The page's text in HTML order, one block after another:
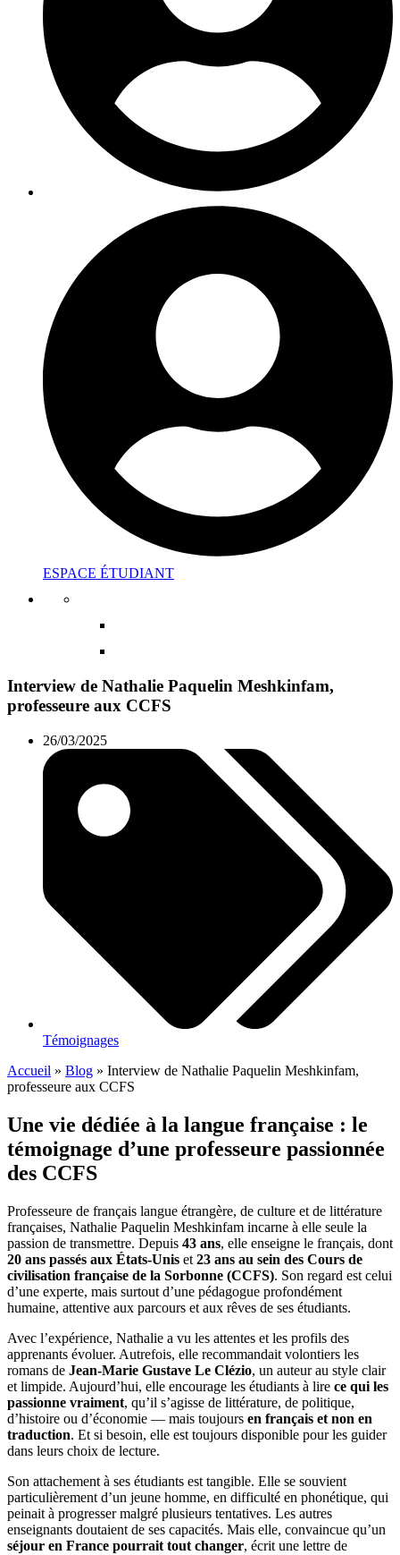
ESPACE ÉTUDIANT
Interview de Nathalie Paquelin Meshkinfam,
professeure aux CCFS
26/03/2025
Témoignages
Accueil » Blog » Interview de Nathalie Paquelin Meshkinfam,
professeure aux CCFS
Une vie dédiée à la langue française : le
témoignage d’une professeure passionnée
des CCFS
Professeure de français langue étrangère, de culture et de littérature
françaises, Nathalie Paquelin Meshkinfam incarne à elle seule la
passion de transmettre. Depuis 43 ans, elle enseigne le français, dont
20 ans passés aux États-Unis et 23 ans au sein des Cours de
civilisation française de la Sorbonne (CCFS). Son regard est celui
d’une experte, mais surtout d’une pédagogue profondément
humaine, attentive aux parcours et aux rêves de ses étudiants.
Avec l’expérience, Nathalie a vu les attentes et les profils des
apprenants évoluer. Autrefois, elle recommandait volontiers les
romans de Jean-Marie Gustave Le Clézio, un auteur au style clair
et limpide. Aujourd’hui, elle encourage les étudiants à lire ce qui les
passionne vraiment, qu’il s’agisse de littérature, de politique,
d’histoire ou d’économie — mais toujours en français et non en
traduction. Et si besoin, elle est toujours disponible pour les guider
dans leurs choix de lecture.
Son attachement à ses étudiants est tangible. Elle se souvient
particulièrement d’un jeune homme, en difficulté en phonétique, qui
peinait à progresser malgré plusieurs tentatives. Les autres
enseignants doutaient de ses capacités. Mais elle, convaincue qu’un
séjour en France pourrait tout changer, écrit une lettre de